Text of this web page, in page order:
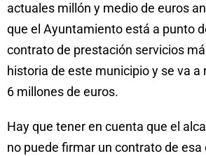
actuales millón y medio de euros
que el Ayuntamiento está a punto
contrato de prestación servicios
historia de este municipio y se va a
6 millones de euros.
Hay que tener en cuenta que el
no puede firmar un contrato de esa